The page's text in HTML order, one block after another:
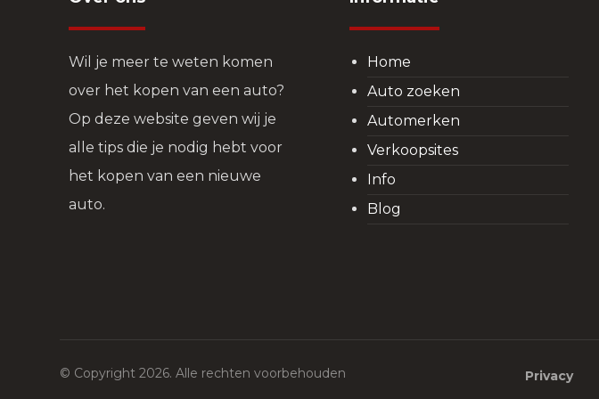
Wil je meer te weten komen
over het kopen van een auto?
Op deze website geven wij je
alle tips die je nodig hebt voor
het kopen van een nieuwe
auto.
Home
Auto zoeken
Automerken
Verkoopsites
Info
Blog
© Copyright 2026. Alle rechten voorbehouden Privacy